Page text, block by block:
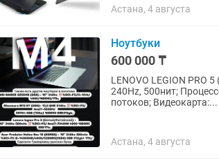
Астана, 4 августа
Ноутбуки
600 000 ₸
LENOVO LEGION PRO 5 (OPEN BOX) Основные
240Hz, 500нит;
потоков; Видеокарта:...
Астана, 4 августа